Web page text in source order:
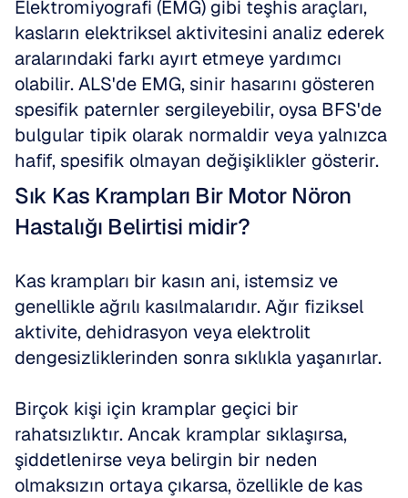
Elektromiyografi (EMG) gibi teşhis araçları,
kasların elektriksel aktivitesini analiz ederek
aralarındaki farkı ayırt etmeye yardımcı
olabilir. ALS'de EMG, sinir hasarını gösteren
spesifik paternler sergileyebilir, oysa BFS'de
bulgular tipik olarak normaldir veya yalnızca
hafif, spesifik olmayan değişiklikler gösterir.
Sık Kas Krampları Bir Motor Nöron
Hastalığı Belirtisi midir?
Kas krampları bir kasın ani, istemsiz ve
genellikle ağrılı kasılmalarıdır. Ağır fiziksel
aktivite, dehidrasyon veya elektrolit
dengesizliklerinden sonra sıklıkla yaşanırlar.
Birçok kişi için kramplar geçici bir
rahatsızlıktır. Ancak kramplar sıklaşırsa,
şiddetlenirse veya belirgin bir neden
olmaksızın ortaya çıkarsa, özellikle de kas